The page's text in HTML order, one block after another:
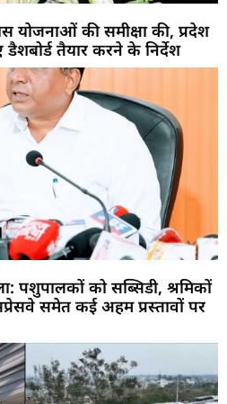
योजनाओं की समीक्षा की, प्रदेश
तैयार करने के निर्देश
पशुपालकों को सब्सिडी, श्रमिकों
समेत कई अहम प्रस्तावों पर